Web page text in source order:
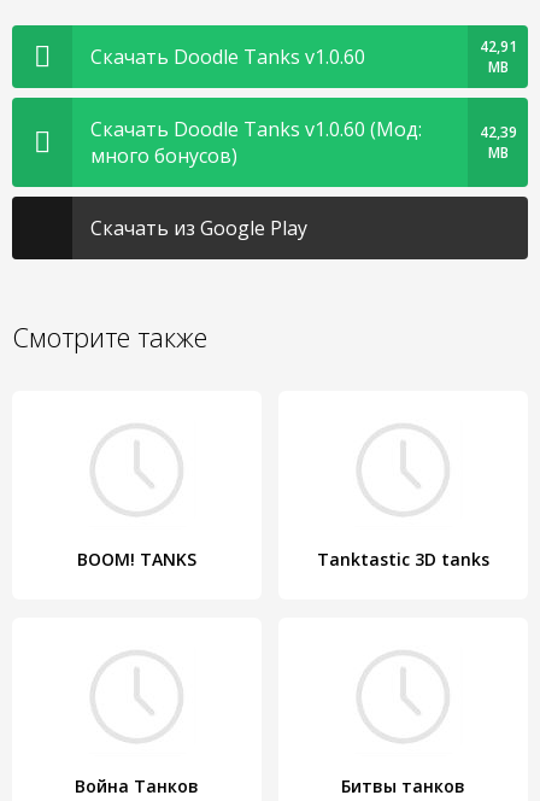
Скачать Doodle Tanks v1.0.60
42,91
MB
Скачать Doodle Tanks v1.0.60 (Мод:
много бонусов)
42,39
MB
Скачать из Google Play
Смотрите также
BOOM! TANKS Tanktastic 3D tanks
Война Танков Битвы танков